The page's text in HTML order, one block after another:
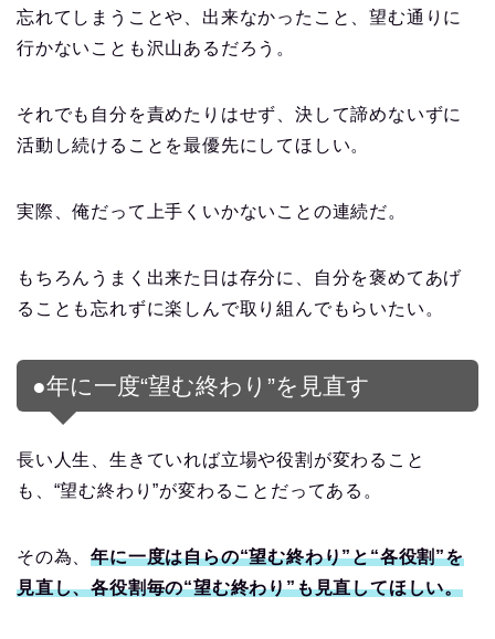
忘れてしまうことや、出来なかったこと、望む通りに
行かないことも沢山あるだろう。
それでも自分を責めたりはせず、決して諦めないずに
活動し続けることを最優先にしてほしい。
実際、俺だって上手くいかないことの連続だ。
もちろんうまく出来た日は存分に、自分を褒めてあげ
ることも忘れずに楽しんで取り組んでもらいたい。
●年に一度“望む終わり”を見直す
長い人生、生きていれば立場や役割が変わること
も、“望む終わり”が変わることだってある。
その為、年に一度は自らの“望む終わり”と“各役割”を
見直し、各役割毎の“望む終わり”も見直してほしい。